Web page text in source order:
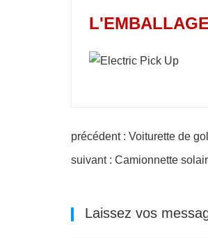
précédent : Voiturette de
suivant : Camionnette
Laissez vos